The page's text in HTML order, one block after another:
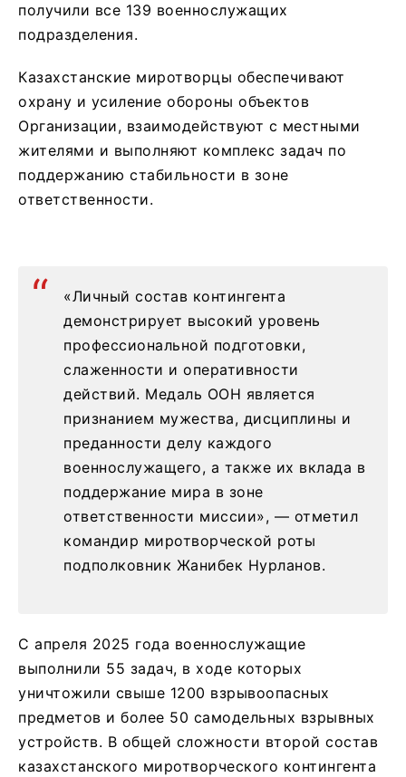
получили все 139 военнослужащих
подразделения.
Казахстанские миротворцы обеспечивают
охрану и усиление обороны объектов
Организации, взаимодействуют с местными
жителями и выполняют комплекс задач по
поддержанию стабильности в зоне
ответственности.
«Личный состав контингента
демонстрирует высокий уровень
профессиональной подготовки,
слаженности и оперативности
действий. Медаль ООН является
признанием мужества, дисциплины и
преданности делу каждого
военнослужащего, а также их вклада в
поддержание мира в зоне
ответственности миссии», — отметил
командир миротворческой роты
подполковник Жанибек Нурланов.
С апреля 2025 года военнослужащие
выполнили 55 задач, в ходе которых
уничтожили свыше 1200 взрывоопасных
предметов и более 50 самодельных взрывных
устройств. В общей сложности второй состав
казахстанского миротворческого контингента